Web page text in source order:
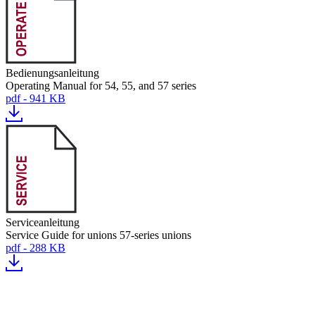
Bedienungsanleitung
Operating Manual for 54, 55, and 57 series
pdf - 941 KB
Serviceanleitung
Service Guide for unions 57-series unions
pdf - 288 KB